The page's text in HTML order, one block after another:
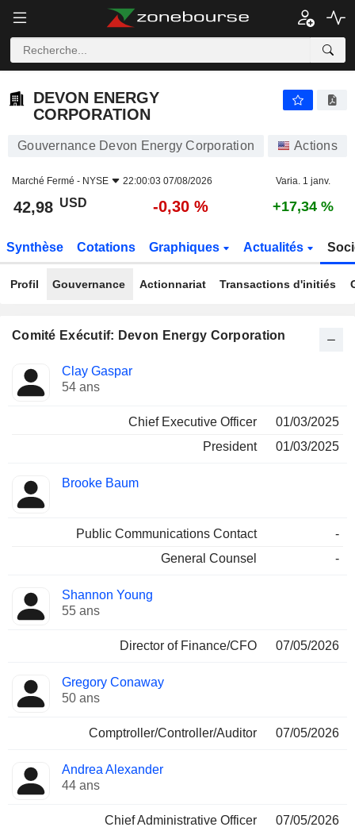
DEVON ENERGY
CORPORATION
Gouvernance Devon Energy Corporation Actions
Marché Fermé - NYSE 22:00:03 07/08/2026 Varia. 1 janv.
42,98 USD -0,30 % +17,34 %
Synthèse Cotations Graphiques Actualités
Profil Gouvernance Actionnariat Transactions d'initiés
Comité Exécutif: Devon Energy Corporation
Dirigeant
Fonctions
occupées
Clay Gaspar
54 ans
Chief Executive Officer
01/03/2025
President
01/03/2025
Brooke Baum
Public Communications Contact
-
General Counsel
-
Shannon Young
55 ans
Director of Finance/CFO 07/05/2026
Gregory Conaway
50 ans
Comptroller/Controller/Auditor 07/05/2026
Andrea Alexander
44 ans
Chief Administrative Officer 07/05/2026